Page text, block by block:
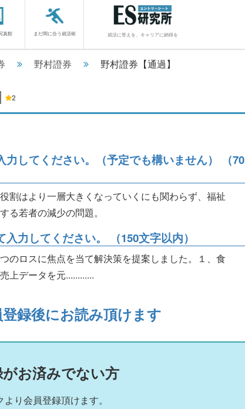
真館 まだ間に合う就活術 就活に答えを、キャリアに納得を
野村證券 野村證券【通過】
2
してください。（予定でも構いません） （70
割はより一層大きくなっていくにも関わらず、福祉
る若者の減少の問題。
力してください。 （150文字以内）
のロスに焦点を当て解決策を提案しました。１、食
上データを元............
録後にお読み頂けます
お済みでない方
り会員登録頂けます。